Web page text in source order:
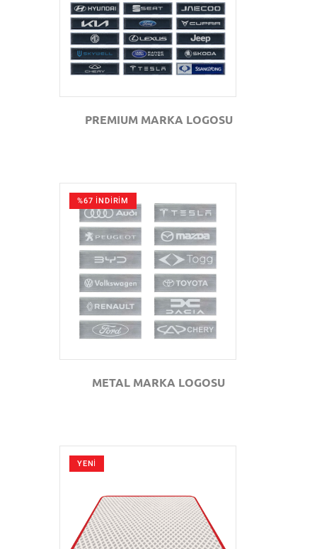
GÖZAT
PREMIUM MARKA LOGOSU
%67 İNDİRİM
GÖZAT
METAL MARKA LOGOSU
YENİ
GÖZAT